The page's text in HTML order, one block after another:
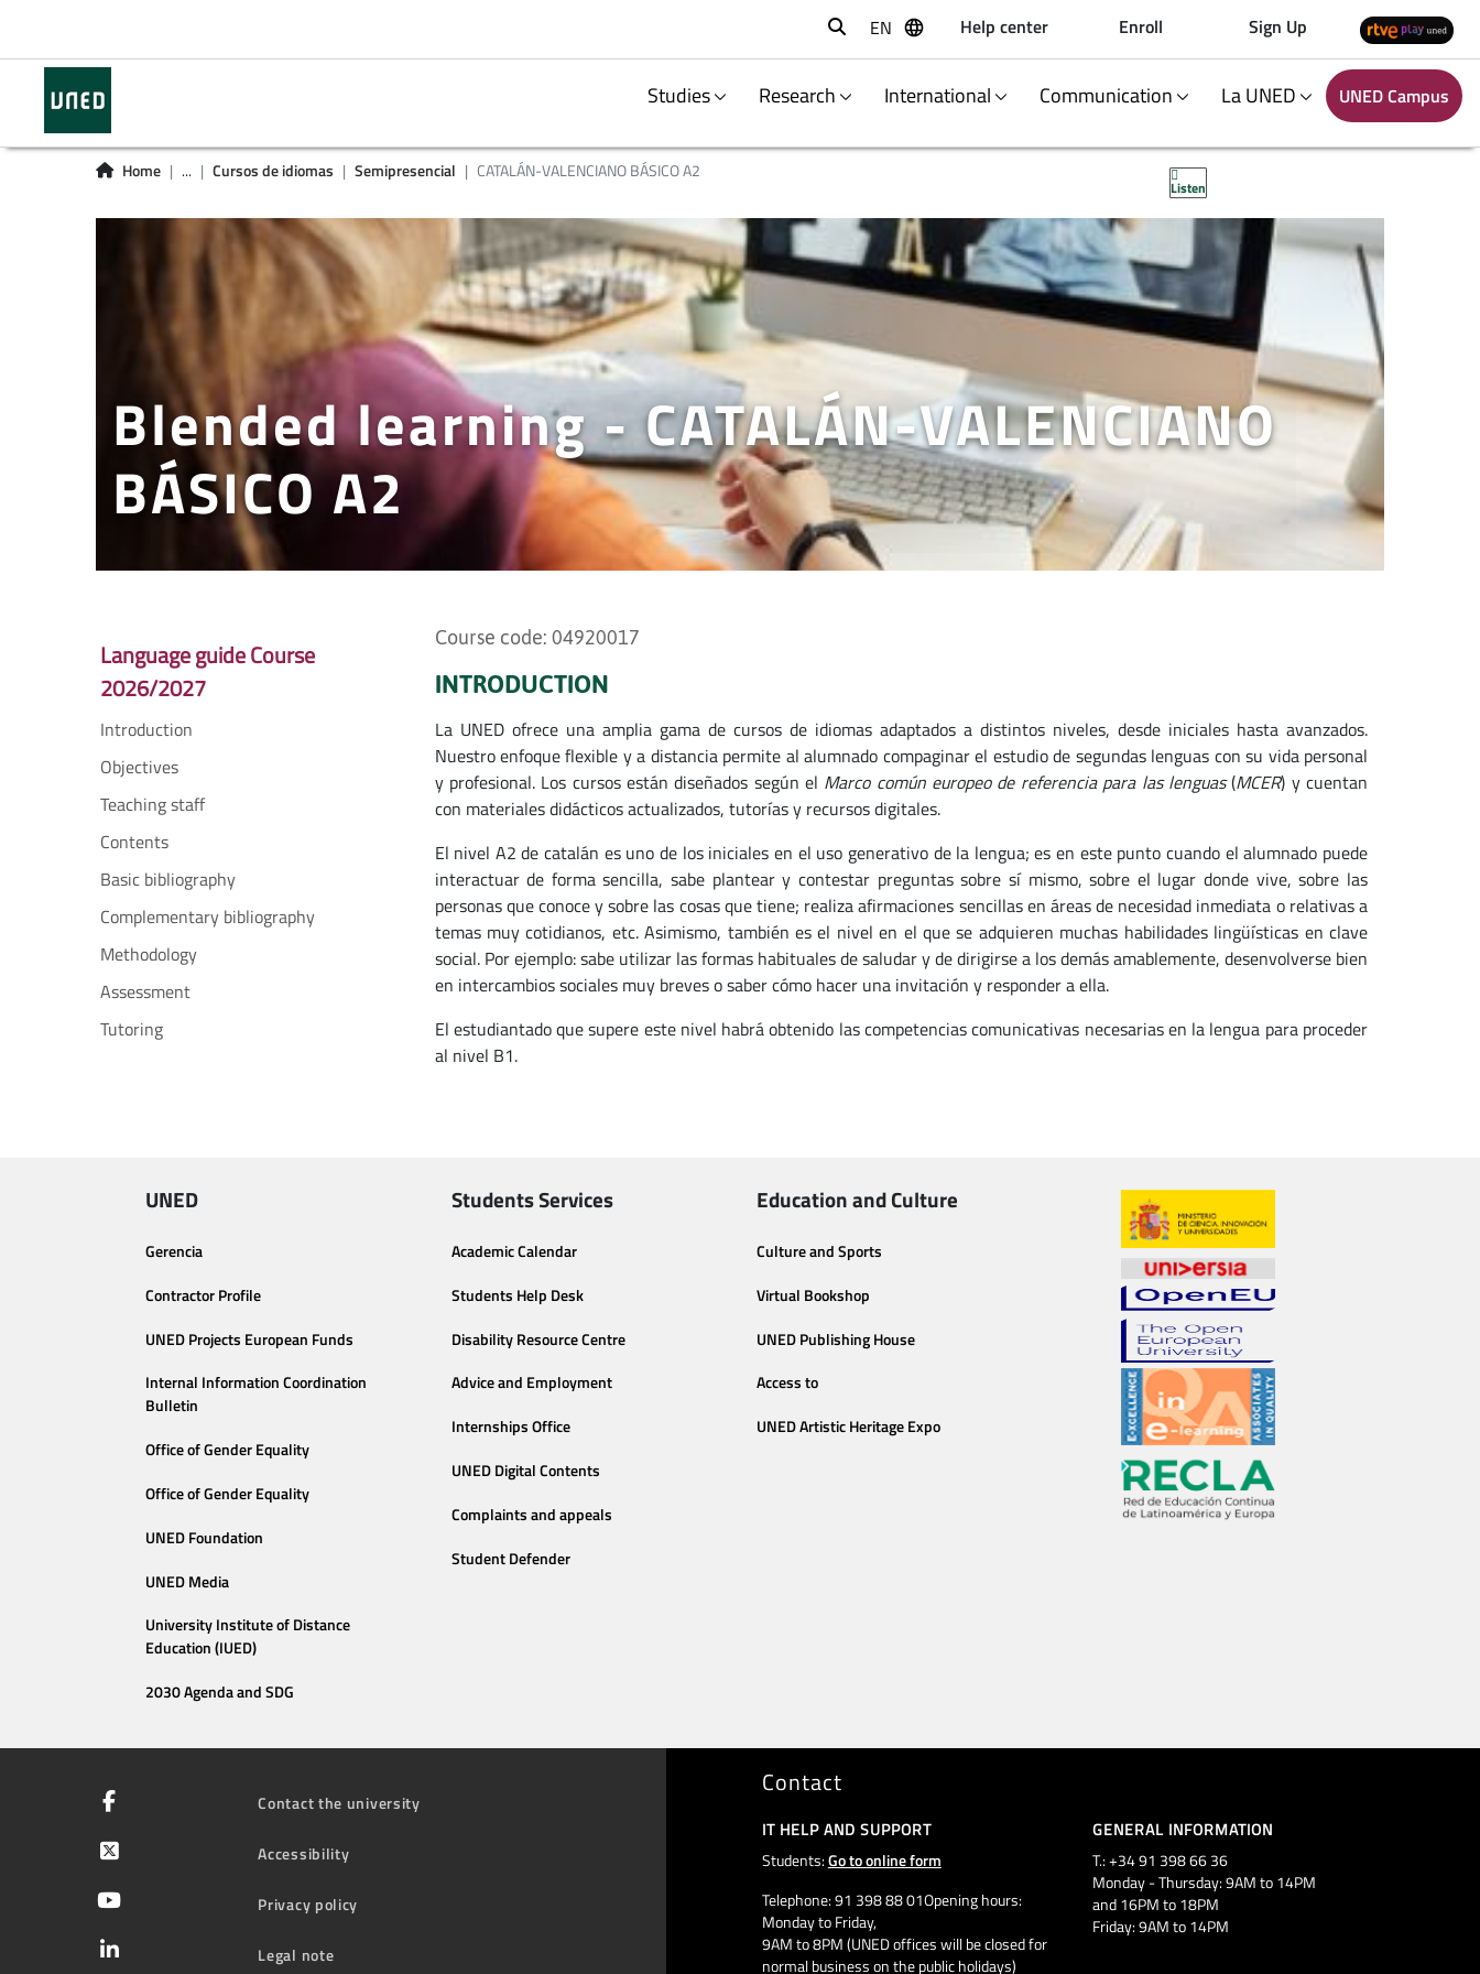
Buscar
EN Help center Enroll Sign Up
Studies Research International Communication La UNED UNED Campus
Home ... Cursos de idiomas Semipresencial CATALÁN-VALENCIANO BÁSICO A2
Listen
Blended learning - CATALÁN-VALENCIANO
BÁSICO A2
Language guide Course
2026/2027
Introduction
Objectives
Teaching staff
Contents
Basic bibliography
Complementary bibliography
Methodology
Assessment
Tutoring
Course code: 04920017
INTRODUCTION
La UNED ofrece una amplia gama de cursos de idiomas adaptados a distintos niveles, desde iniciales hasta avanzados.
Nuestro enfoque flexible y a distancia permite al alumnado compaginar el estudio de segundas lenguas con su vida personal
y profesional. Los cursos están diseñados según el Marco común europeo de referencia para las lenguas(MCER) y cuentan
con materiales didácticos actualizados, tutorías y recursos digitales.
El nivel A2 de catalán es uno de los iniciales en el uso generativo de la lengua; es en este punto cuando el alumnado puede
interactuar de forma sencilla, sabe plantear y contestar preguntas sobre sí mismo, sobre el lugar donde vive, sobre las
personas que conoce y sobre las cosas que tiene; realiza afirmaciones sencillas en áreas de necesidad inmediata o relativas a
temas muy cotidianos, etc. Asimismo, también es el nivel en el que se adquieren muchas habilidades lingüísticas en clave
social. Por ejemplo: sabe utilizar las formas habituales de saludar y de dirigirse a los demás amablemente, desenvolverse bien
en intercambios sociales muy breves o saber cómo hacer una invitación y responder a ella.
El estudiantado que supere este nivel habrá obtenido las competencias comunicativas necesarias en la lengua para proceder
al nivel B1.
UNED
Gerencia
Contractor Profile
UNED Projects European Funds
Internal Information Coordination
Bulletin
Office of Gender Equality
Office of Gender Equality
UNED Foundation
UNED Media
University Institute of Distance
Education (IUED)
2030 Agenda and SDG
Students Services
Academic Calendar
Students Help Desk
Disability Resource Centre
Advice and Employment
Internships Office
UNED Digital Contents
Complaints and appeals
Student Defender
Education and Culture
Culture and Sports
Virtual Bookshop
UNED Publishing House
Access to
UNED Artistic Heritage Expo
Contact the university
Accessibility
Privacy policy
Legal note
Contact
IT HELP AND SUPPORT
Students:Go to online form
Telephone: 91 398 88 01Opening hours:
Monday to Friday,
9AM to 8PM (UNED offices will be closed for
normal business on the public holidays)
GENERAL INFORMATION
T.: +34 91 398 66 36
Monday - Thursday: 9AM to 14PM
and 16PM to 18PM
Friday: 9AM to 14PM